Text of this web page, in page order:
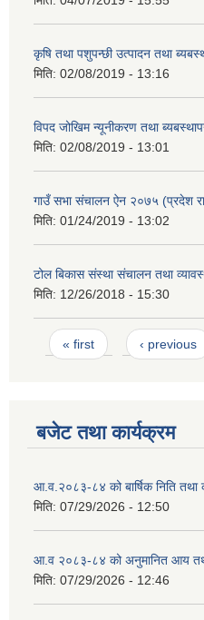
कृषि तथा पशुपन्छी उत्पादन तथा
मिति: 02/08/2019 - 13:16
विपद जोखिम न्यूनीकरण तथा
मिति: 02/08/2019 - 13:01
गाउँ सभा संचालन ऐन २०७५ (प्रदेश
मिति: 01/24/2019 - 13:02
टोल बिकास संस्था संचालन तथा
मिति: 12/26/2018 - 15:30
Pages
« first ‹ previous
बजेट तथा कार्यक्रम
आ.व.२०८३-८४ को बार्षिक निति तथा
मिति: 07/29/2026 - 12:50
आ.व २०८३-८४ को अनुमानित आय
मिति: 07/29/2026 - 12:46